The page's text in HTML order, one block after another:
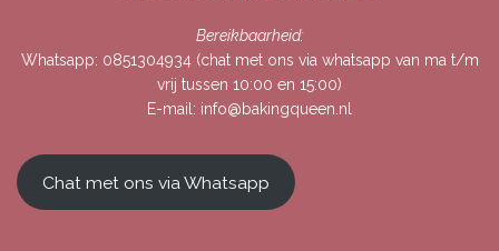
Bereikbaarheid:
Whatsapp: 0851304934(chat met ons via whatsapp van ma t/m
vrij tussen 10:00 en 15:00)
E-mail: info@bakingqueen.nl
Chat met ons via Whatsapp